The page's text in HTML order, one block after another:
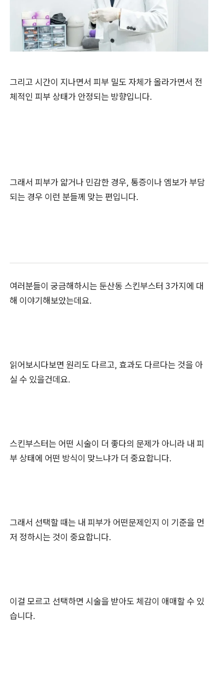
그리고 시간이 지나면서 피부 밀도 자체가 올라가면서 전
체적인 피부 상태가 안정되는 방향입니다.
그래서 피부가 얇거나 민감한 경우, 통증이나 엠보가 부담
되는 경우 이런 분들께 맞는 편입니다.
여러분들이 궁금해하시는 둔산동 스킨부스터 3가지에 대
해 이야기해보았는데요.
읽어보시다보면 원리도 다르고, 효과도 다르다는 것을 아
실 수 있을건데요.
스킨부스터는 어떤 시술이 더 좋다의 문제가 아니라 내 피
부 상태에 어떤 방식이 맞느냐가 더 중요합니다.
그래서 선택할 때는 내 피부가 어떤문제인지 이 기준을 먼
저 정하시는 것이 중요합니다.
이걸 모르고 선택하면 시술을 받아도 체감이 애매할 수 있
습니다.